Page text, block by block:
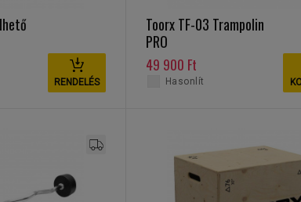
RENDELÉS
Toorx TF-03 Trampolin
PRO
49 900 Ft
Hasonlít